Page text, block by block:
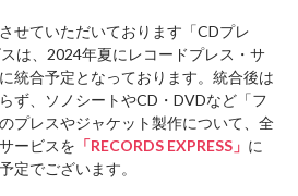
せていただいております「CDプレ
は、2024年夏にレコードプレス・サ
統合予定となっております。統合後は
ず、ソノシートやCD・DVDなど「フ
プレスやジャケット製作について、全
ービスを 「RECORDS EXPRESS」 に
定でございます。